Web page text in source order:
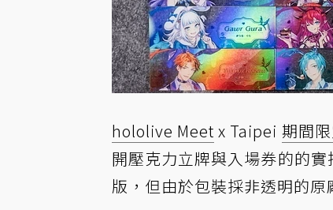
hololive Meet x Taipei 期間
開壓克力立牌與入場券的的
版，但由於包裝採非透明的